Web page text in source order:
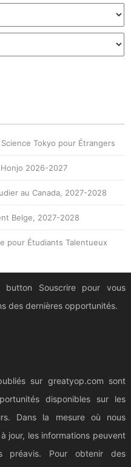
Tokyo pour Étrangers
Honjo 2026-2027
au Canada, 2027-2028
Belge, 2027-2028
pour Étudiants Talentueux
Souscrire pour vous
des dernières opportunités.
sur greatyop.com sont
disponibles sur les
Dans la mesure où nous
jour, les informations peuvent
préavis. Pour obtenir des